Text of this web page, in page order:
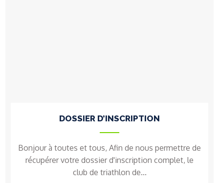
DOSSIER D’INSCRIPTION
Bonjour à toutes et tous, Afin de nous permettre de
récupérer votre dossier d'inscription complet, le
club de triathlon de...